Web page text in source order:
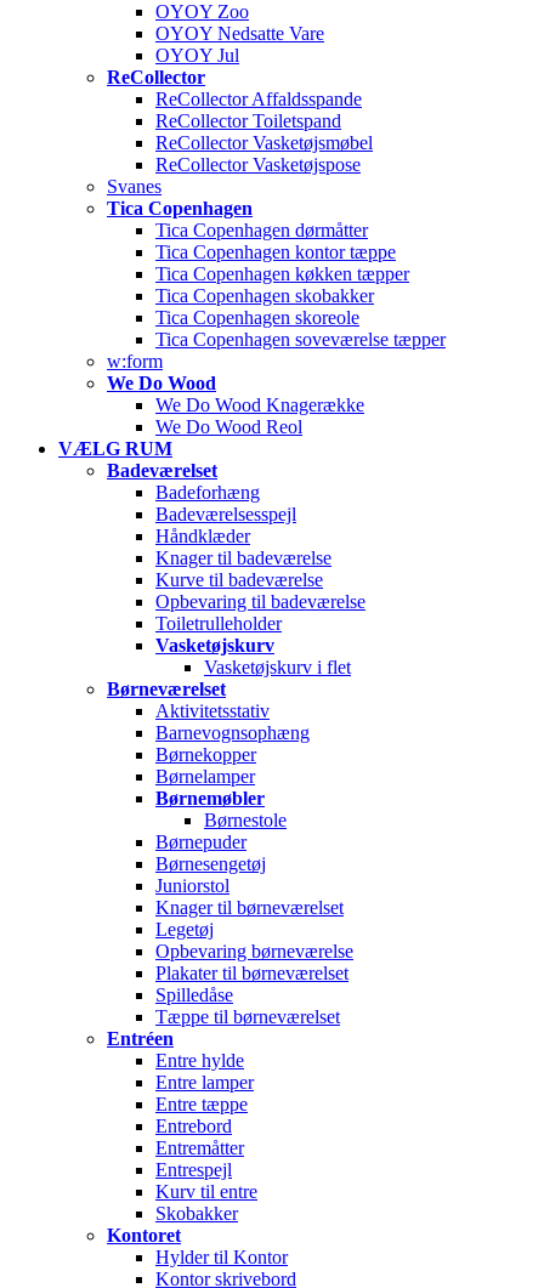
OYOY Zoo
OYOY Nedsatte Vare
OYOY Jul
ReCollector
ReCollector Affaldsspande
ReCollector Toiletspand
ReCollector Vasketøjsmøbel
ReCollector Vasketøjspose
Svanes
Tica Copenhagen
Tica Copenhagen dørmåtter
Tica Copenhagen kontor tæppe
Tica Copenhagen køkken tæpper
Tica Copenhagen skobakker
Tica Copenhagen skoreole
Tica Copenhagen soveværelse tæpper
w:form
We Do Wood
We Do Wood Knagerække
We Do Wood Reol
VÆLG RUM
Badeværelset
Badeforhæng
Badeværelsesspejl
Håndklæder
Knager til badeværelse
Kurve til badeværelse
Opbevaring til badeværelse
Toiletrulleholder
Vasketøjskurv
Vasketøjskurv i flet
Børneværelset
Aktivitetsstativ
Barnevognsophæng
Børnekopper
Børnelamper
Børnemøbler
Børnestole
Børnepuder
Børnesengetøj
Juniorstol
Knager til børneværelset
Legetøj
Opbevaring børneværelse
Plakater til børneværelset
Spilledåse
Tæppe til børneværelset
Entréen
Entre hylde
Entre lamper
Entre tæppe
Entrebord
Entremåtter
Entrespejl
Kurv til entre
Skobakker
Kontoret
Hylder til Kontor
Kontor skrivebord